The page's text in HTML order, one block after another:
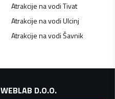
Atrakcije na vodiTivat
Atrakcije na vodiUlcinj
Atrakcije na vodiŠavnik
WEBLAB D.O.O.